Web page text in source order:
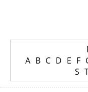
A B C D E F
S